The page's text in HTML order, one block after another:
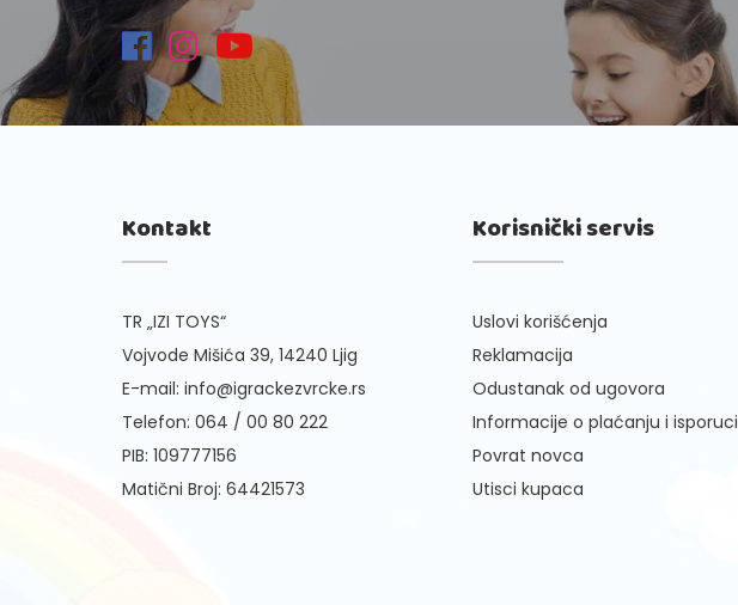
Kontakt
TR „IZI TOYS“
Vojvode Mišića 39, 14240 Ljig
E-mail: info@igrackezvrcke.rs
Telefon: 064 / 00 80 222
PIB: 109777156
Matični Broj: 64421573
Korisnički servis
Uslovi korišćenja
Reklamacija
Odustanak od ugovora
Informacije o plaćanju i isporuci
Povrat novca
Utisci kupaca